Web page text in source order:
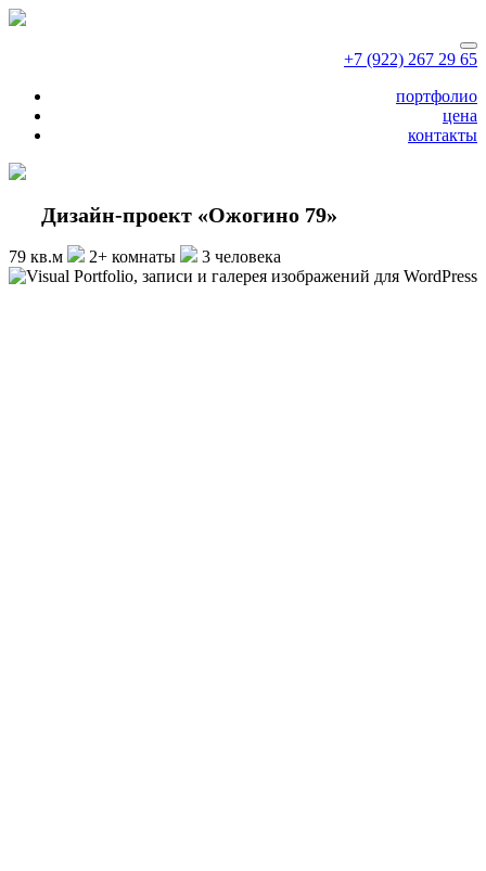
+7 (922) 267 29 65
портфолио
цена
контакты
Дизайн-проект «Ожогино 79»
79 кв.м 2+ комнаты 3 человека